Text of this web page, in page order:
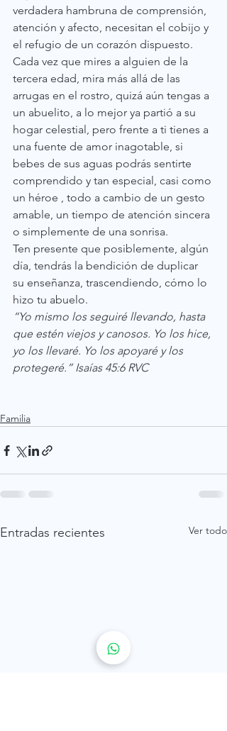
verdadera hambruna de comprensión,
atención y afecto, necesitan el cobijo y
el refugio de un corazón dispuesto.
Cada vez que mires a alguien de la
tercera edad, mira más allá de las
arrugas en el rostro, quizá aún tengas a
un abuelito, a lo mejor ya partió a su
hogar celestial, pero frente a ti tienes a
una fuente de amor inagotable, si
bebes de sus aguas podrás sentirte
comprendido y tan especial, casi como
un héroe , todo a cambio de un gesto
amable, un tiempo de atención sincera
o simplemente de una sonrisa.
Ten presente que posiblemente, algún
día, tendrás la bendición de duplicar
su enseñanza, trascendiendo, cómo lo
hizo tu abuelo.
“Yo mismo los seguiré llevando, hasta
que estén viejos y canosos. Yo los hice,
yo los llevaré. Yo los apoyaré y los
protegeré.” Isaías 45:6 RVC
Familia
Entradas recientes Ver todo